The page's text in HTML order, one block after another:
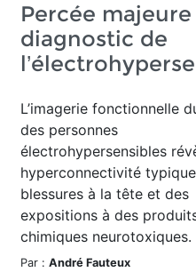
Percée
diagnostic de
L’imagerie fonctionnelle
des personnes
électrohypersensibles
hyperconnectivité
blessures à la tête et des
expositions à des
chimiques neurotoxiques.
Par : André Fauteux